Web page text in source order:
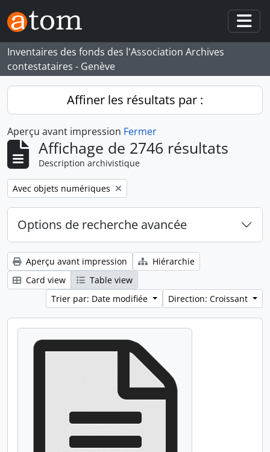
Skip to main content
Inventaires des fonds des l'Association Archives
contestataires - Genève
Affiner les résultats par :
Aperçu avant impression Fermer
Affichage de 2746 résultats
Description archivistique
Remove filter:
Avec objets numériques
Options de recherche avancée
Aperçu avant impression
Hiérarchie
Card view
Table view
Trier par: Date modifiée
Direction: Croissant